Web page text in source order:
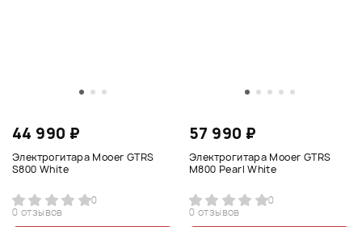
44 990 ₽
Электрогитара Mooer GTRS
S800 White
0
0 отзывов
57 990 ₽
Электрогитара Mooer GTRS
M800 Pearl White
0
0 отзывов